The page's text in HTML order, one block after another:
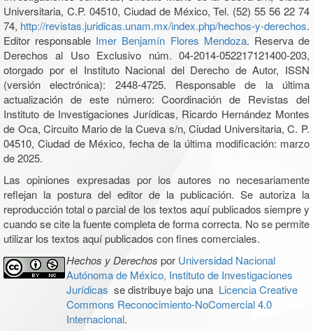
Universitaria, C.P. 04510, Ciudad de México, Tel. (52) 55 56 22 74
74, http://revistas.juridicas.unam.mx/index.php/hechos-y-derechos.
Editor responsable Imer Benjamín Flores Mendoza. Reserva de
Derechos al Uso Exclusivo núm. 04-2014-052217121400-203,
otorgado por el Instituto Nacional del Derecho de Autor, ISSN
(versión electrónica): 2448-4725. Responsable de la última
actualización de este número: Coordinación de Revistas del
Instituto de Investigaciones Jurídicas, Ricardo Hernández Montes
de Oca, Circuito Mario de la Cueva s/n, Ciudad Universitaria, C. P.
04510, Ciudad de México, fecha de la última modificación: marzo
de 2025.
Las opiniones expresadas por los autores no necesariamente
reflejan la postura del editor de la publicación. Se autoriza la
reproducción total o parcial de los textos aquí publicados siempre y
cuando se cite la fuente completa de forma correcta. No se permite
utilizar los textos aquí publicados con fines comerciales.
Hechos y Derechos por Universidad Nacional
Autónoma de México, Instituto de Investigaciones
Jurídicas se distribuye bajo una Licencia Creative
Commons Reconocimiento-NoComercial 4.0
Internacional.